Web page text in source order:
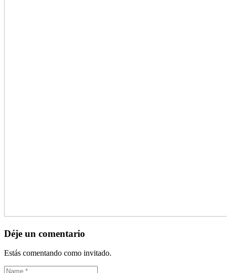
Déje un comentario
Estás comentando como invitado.